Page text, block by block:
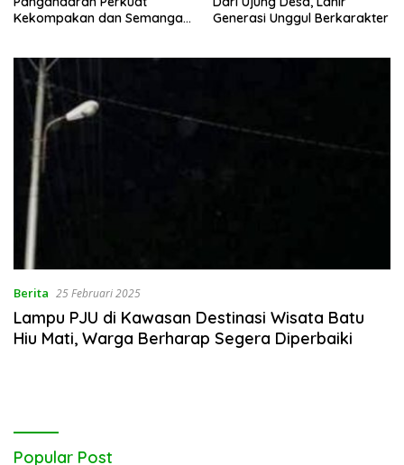
Kekompakan dan Semangat
Generasi Unggul Berkarakter
Berita 25 Februari 2025
Lampu PJU di Kawasan Destinasi Wisata Batu
Hiu Mati, Warga Berharap Segera Diperbaiki
Popular Post